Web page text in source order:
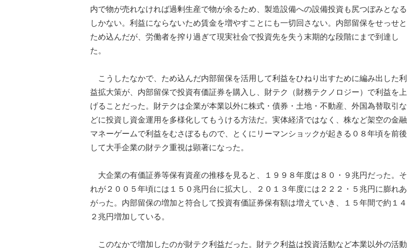
内で物が売れなければ過剰生産で物が余るため、製造設備への設備投資も尻つぼみとなる
しかない。利益にならないため賃金を増やすことにも一切回さない。内部留保をせっせと
ため込んだが、労働者を搾り過ぎて現実社会で投資先を失う末期的な段階にまで到達し
た。
こうしたなかで、ため込んだ内部留保を活用して利益をひねり出すために編み出した利
益拡大策が、内部留保で投資有価証券を購入し、財テク（財務テクノロジー）で利益を上
げることだった。財テクは企業が本業以外に株式・債券・土地・不動産、外国為替取引な
どに投資し資金運用を多様化してもうける方法だ。実体経済ではなく、株など架空の金融
マネーゲームで利益をむさぼるもので、とくにリーマンショックが起きる０８年頃を前後
して大手企業の財テク重視は顕著になった。
大企業の有価証券等保有資産の推移を見ると、１９９８年度は８０・９兆円だった。そ
れが２００５年頃には１５０兆円台に拡大し、２０１３年度には２２２・５兆円に膨れあ
がった。内部留保の増加と符合して投資有価証券保有額は増えていき、１５年間で約１４
２兆円増加している。
このなかで増加したのが財テク利益だった。財テク利益は投資活動など本業以外の活動